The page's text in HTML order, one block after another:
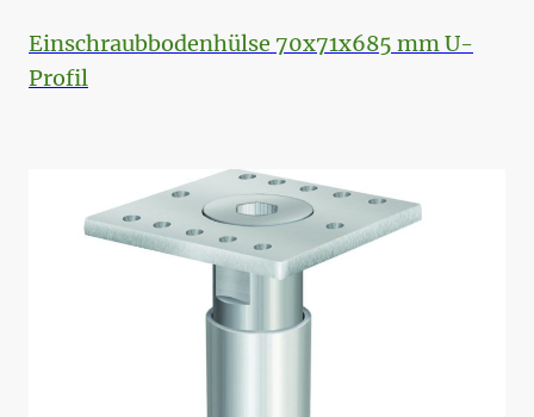
Einschraubbodenhülse 70x71x685 mm U-
Profil